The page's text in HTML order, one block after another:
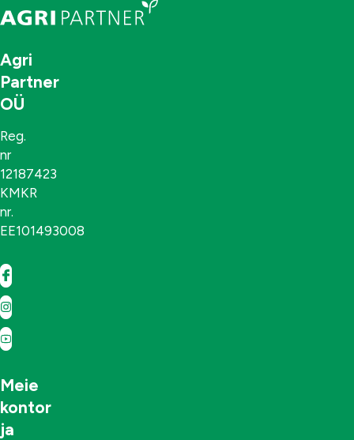
Agri
Partner
OÜ
Reg.
nr
12187423
KMKR
nr.
EE101493008
Meie
kontor
ja